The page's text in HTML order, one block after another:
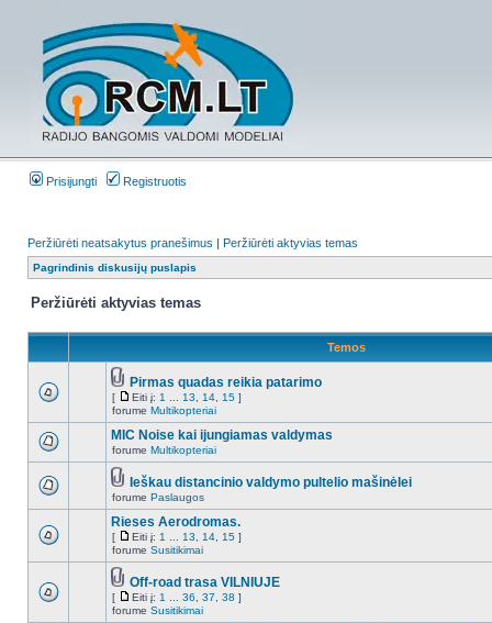
Prisijungti Registruotis
Peržiūrėti neatsakytus pranešimus | Peržiūrėti aktyvias temas
Pagrindinis diskusijų puslapis
Peržiūrėti aktyvias temas
Temos
Pirmas quadas reikia patarimo
[ Eiti į: 1 13 14 15 ]
forume Multikopteriai
MIC Noise kai ijungiamas valdymas
forume Multikopteriai
Ieškau distancinio valdymo pultelio mašinėlei
forume Paslaugos
Rieses Aerodromas.
[ Eiti į: 1 13 14 15 ]
forume Susitikimai
Off-road trasa VILNIUJE
[ Eiti į: 1 36 37 38 ]
forume Susitikimai